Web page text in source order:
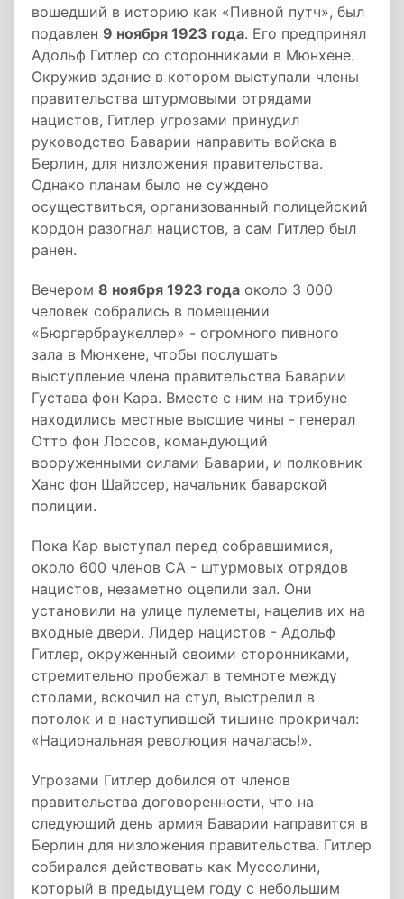
вошедший в историю как «Пивной путч», был
подавлен 9 ноября 1923 года. Его предпринял
Адольф Гитлер со сторонниками в Мюнхене.
Окружив здание в котором выступали члены
правительства штурмовыми отрядами
нацистов, Гитлер угрозами принудил
руководство Баварии направить войска в
Берлин, для низложения правительства.
Однако планам было не суждено
осуществиться, организованный полицейский
кордон разогнал нацистов, а сам Гитлер был
ранен.
Вечером 8 ноября 1923 года около 3 000
человек собрались в помещении
«Бюргербраукеллер» - огромного пивного
зала в Мюнхене, чтобы послушать
выступление члена правительства Баварии
Густава фон Кара. Вместе с ним на трибуне
находились местные высшие чины - генерал
Отто фон Лоссов, командующий
вооруженными силами Баварии, и полковник
Ханс фон Шайссер, начальник баварской
полиции.
Пока Кар выступал перед собравшимися,
около 600 членов СА - штурмовых отрядов
нацистов, незаметно оцепили зал. Они
установили на улице пулеметы, нацелив их на
входные двери. Лидер нацистов - Адольф
Гитлер, окруженный своими сторонниками,
стремительно пробежал в темноте между
столами, вскочил на стул, выстрелил в
потолок и в наступившей тишине прокричал:
«Национальная революция началась!».
Угрозами Гитлер добился от членов
правительства договоренности, что на
следующий день армия Баварии направится в
Берлин для низложения правительства. Гитлер
собирался действовать как Муссолини,
который в предыдущем году с небольшим